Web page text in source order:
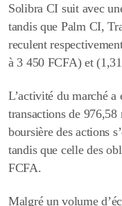
Solibra CI suit avec
tandis que Palm CI,
reculent
à 3 450 FCFA) et
L’activité du marché a
transactions de
boursière des actions
tandis que celle des
FCFA.
Malgré un volume